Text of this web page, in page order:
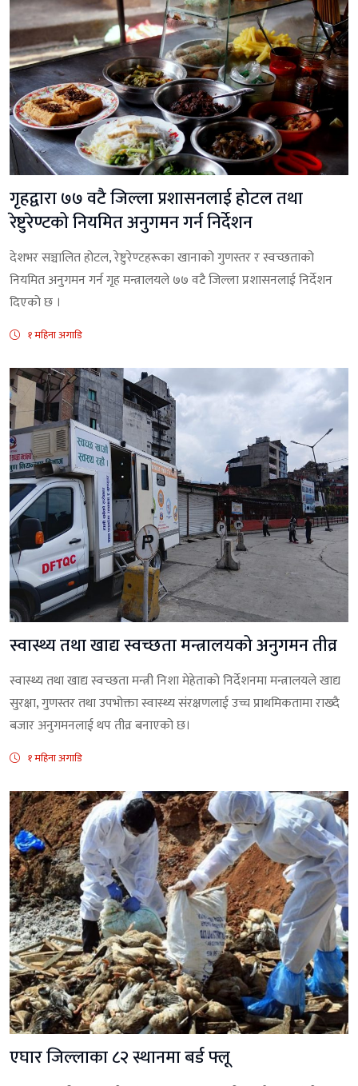
गृहद्वारा ७७ वटै जिल्ला प्रशासनलाई होटल तथा
रेष्टुरेण्टको नियमित अनुगमन गर्न निर्देशन
देशभर सञ्चालित होटल, रेष्टुरेण्टहरूका खानाको गुणस्तर र स्वच्छताको
नियमित अनुगमन गर्न गृह मन्त्रालयले ७७ वटै जिल्ला प्रशासनलाई निर्देशन
दिएको छ ।
१ महिना अगाडि
स्वास्थ्य तथा खाद्य स्वच्छता मन्त्रालयको अनुगमन तीव्र
स्वास्थ्य तथा खाद्य स्वच्छता मन्त्री निशा मेहेताको निर्देशनमा मन्त्रालयले खाद्य
सुरक्षा, गुणस्तर तथा उपभोक्ता स्वास्थ्य संरक्षणलाई उच्च प्राथमिकतामा राख्दै
बजार अनुगमनलाई थप तीव्र बनाएको छ।
१ महिना अगाडि
एघार जिल्लाका ८२ स्थानमा बर्ड फ्लू